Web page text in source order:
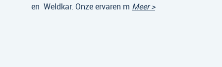
en Weldkar. Onze ervaren m Meer >